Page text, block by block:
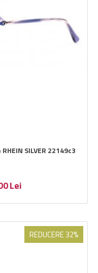
SILVER 22149c3
Lei
REDUCERE 32%